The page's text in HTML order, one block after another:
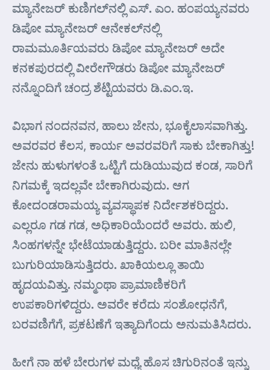
ಮ್ಯಾನೇಜರ್ ಕುಣಿಗಲ್‌ನಲ್ಲಿ ಎಸ್. ಎಂ. ಹಂಪಯ್ಯನವರು
ಡಿಪೋ ಮ್ಯಾನೇಜರ್ ಆನೇಕಲ್‌ನಲ್ಲಿ
ರಾಮಮೂರ್ತಿಯವರು ಡಿಪೋ ಮ್ಯಾನೇಜರ್ ಅದೇ
ಕನಕಪುರದಲ್ಲಿ ವೀರೇಗೌಡರು ಡಿಪೋ ಮ್ಯಾನೇಜರ್
ನನ್ನೊಂದಿಗೆ ಚಂದ್ರ ಶೆಟ್ಟಿಯವರು ಡಿ.ಎಂ.ಇ.
ವಿಭಾಗ ನಂದನವನ, ಹಾಲು ಜೇನು, ಭೂಕೈಲಾಸವಾಗಿತ್ತು.
ಅವರವರ ಕೆಲಸ, ಕಾರ್ಯ ಅವರವರಿಗೆ ಸಾಕು ಬೇಕಾಗಿತ್ತು!
ಜೇನು ಹುಳುಗಳಂತೆ ಒಟ್ಟಿಗೆ ದುಡಿಯುವುದ ಕಂಡ, ಸಾರಿಗೆ
ನಿಗಮಕ್ಕೆ ಇದಲ್ಲವೇ ಬೇಕಾಗಿರುವುದು. ಆಗ
ಕೋದಂಡರಾಮಯ್ಯ ವ್ಯವಸ್ಥಾಪಕ ನಿರ್ದೇಶಕರಿದ್ದರು.
ಎಲ್ಲರೂ ಗಡ ಗಡ, ಅಧಿಕಾರಿಯೆಂದರೆ ಅವರು. ಹುಲಿ,
ಸಿಂಹಗಳನ್ನೇ ಭೇಟೆಯಾಡುತ್ತಿದ್ದರು. ಬರೀ ಮಾತಿನಲ್ಲೇ
ಬುಗುರಿಯಾಡಿಸುತ್ತಿದರು. ಖಾಕಿಯಲ್ಲೂ ತಾಯಿ
ಹೃದಯವಿತ್ತು. ನಮ್ಮಂಥಾ ಪ್ರಾಮಾಣಿಕರಿಗೆ
ಉಪಕಾರಿಗಳಿದ್ದರು. ಅವರೇ ಕರೆದು ಸಂಶೋಧನೆಗೆ,
ಬರವಣಿಗೆಗೆ, ಪ್ರಕಟಣೆಗೆ ಇತ್ಯಾದಿಗೆಂದು ಅನುಮತಿಸಿದರು.
ಹೀಗೆ ನಾ ಹಳೆ ಬೇರುಗಳ ಮಧ್ಯೆ ಹೊಸ ಚಿಗುರಿನಂತೆ ಇನ್ನು